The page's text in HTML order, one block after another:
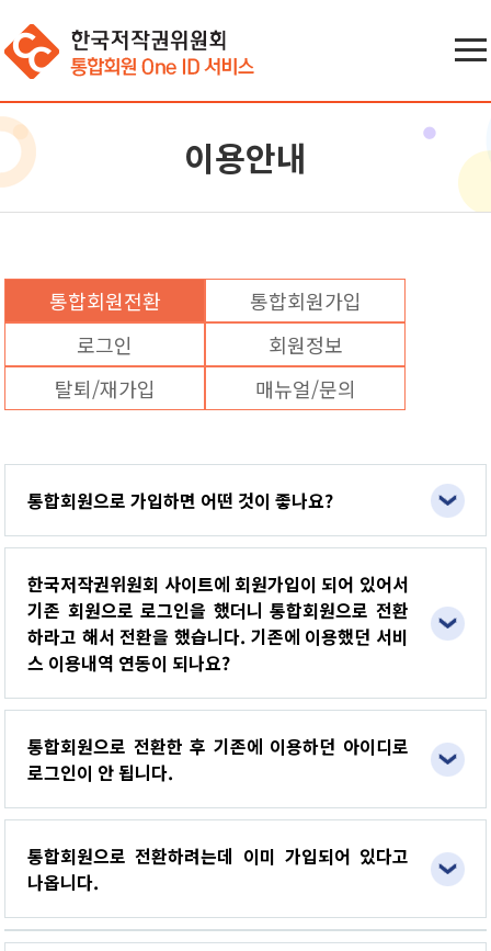
이용안내
통합회원전환
통합회원가입
로그인
회원정보
탈퇴/재가입
매뉴얼/문의
통합회원으로 가입하면 어떤 것이 좋나요?
한국저작권위원회 사이트에 회원가입이 되어 있어서
기존 회원으로 로그인을 했더니 통합회원으로 전환
하라고 해서 전환을 했습니다. 기존에 이용했던 서비
스 이용내역 연동이 되나요?
통합회원으로 전환한 후 기존에 이용하던 아이디로
로그인이 안 됩니다.
통합회원으로 전환하려는데 이미 가입되어 있다고
나옵니다.